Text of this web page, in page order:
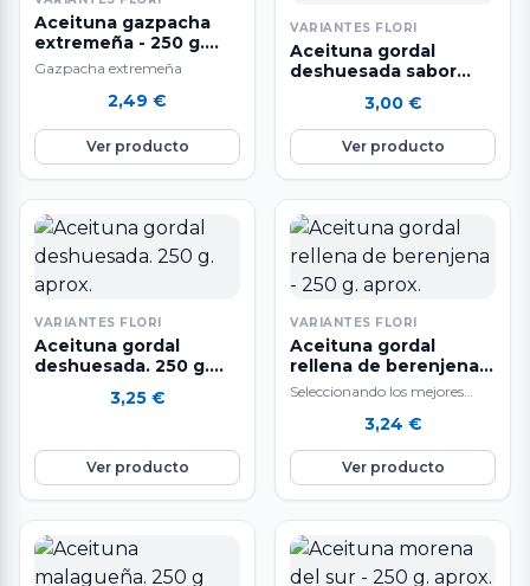
aparición de enfermedades
degenerativas como el cáncer.
Aceituna gazpacha
extremeña - 250 g.
aprox
Gazpacha extremeña
2,49 €
Ver producto
VARIANTES FLORI
Aceituna gordal
deshuesada sabor
3,00 €
Ver producto
VARIANTES FLORI
Aceituna gordal
deshuesada. 250 g.
3,25 €
Ver producto
VARIANTES FLORI
Aceituna gordal
rellena de berenjena -
250 g. aprox.
Seleccionando los mejores
sistema de elaboración diaria
que hacen que nuestras…
3,24 €
Ver producto